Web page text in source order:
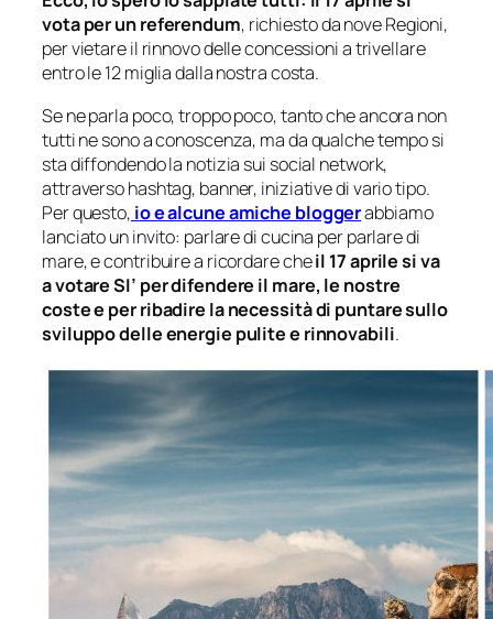
vota per un referendum, richiesto da nove Regioni,
per vietare il rinnovo delle concessioni a trivellare
entro le 12 miglia dalla nostra costa.
Se ne parla poco, troppo poco, tanto che ancora non
tutti ne sono a conoscenza, ma da qualche tempo si
sta diffondendo la notizia sui social network,
attraverso hashtag, banner, iniziative di vario tipo.
Per questo, io e alcune amiche bloggerabbiamo
lanciato un invito: parlare di cucina per parlare di
mare, e contribuire a ricordare cheil 17 aprile si va
a votare SI’ per difendere il mare, le nostre
coste e per ribadire la necessità di puntare sullo
sviluppo delle energie pulite e rinnovabili.